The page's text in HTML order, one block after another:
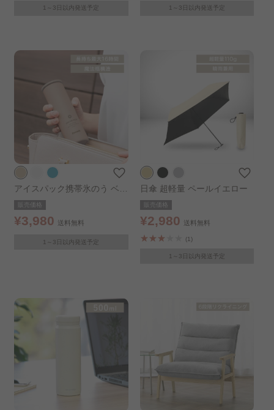
買い足しアイテム
LaLassicシリーズ│韓国風インテリア..
LDKシリーズ│伸縮できる家具..
狭いお部屋におすすめアイテム..
雨の日を心地よく過ごすアイテム特集..
1～3日以内発送予定 1～3日以内発送予定
アイスパック携帯氷のう ベー
ジュ
販売価格
¥3,980 送料無料
1～3日以内発送予定
日傘 超軽量 ペールイエロー
販売価格
¥2,980 送料無料
(1)
1～3日以内発送予定